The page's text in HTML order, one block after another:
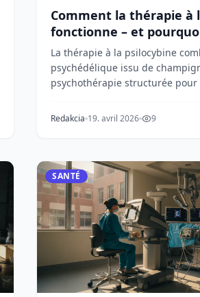
Comment la thérapie à
fonctionne – et
transformer la
La thérapie à la psilocybine
psychédélique issu de
psychothérapie structurée pour
Redakcia 19. avril 2026 9
SANTÉ